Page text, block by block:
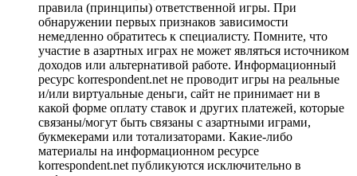
правила (принципы) ответственной игры. При
обнаружении первых признаков зависимости
немедленно обратитесь к специалисту. Помните, что
участие в азартных играх не может являться источником
доходов или альтернативой работе. Информационный
ресурс korrespondent.net не проводит игры на реальные
и/или виртуальные деньги, сайт не принимает ни в
какой форме оплату ставок и других платежей, которые
связаны/могут быть связаны с азартными играми,
букмекерами или тотализаторами. Какие-либо
материалы на информационном ресурсе
korrespondent.net публикуются исключительно в